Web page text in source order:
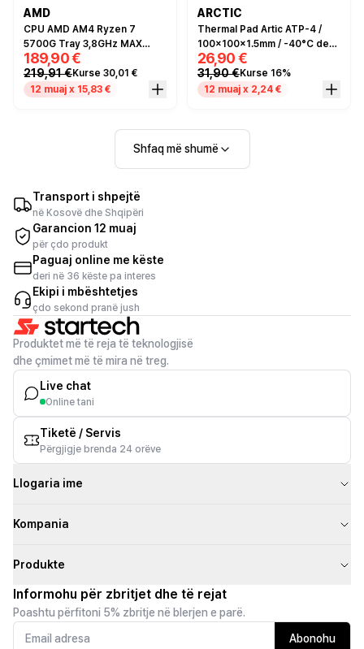
AMD
CPU AMD AM4 Ryzen 7
5700G Tray 3,8GHz MAX
4,6GHz 8xCore 16MB 65W
189,90 €
219,91 €Kurse 30,01 €
12 muaj x 15,83 €
ARCTIC
Thermal Pad Artic ATP-4 /
100×100×1.5mm / -40°C deri
+200°C
26,90 €
31,90 €Kurse 16%
12 muaj x 2,24 €
Shfaq më shumë
Transport i shpejtë
në Kosovë dhe Shqipëri
Garancion 12 muaj
për çdo produkt
Paguaj online me këste
deri në 36 këste pa interes
Ekipi i mbështetjes
çdo sekond pranë jush
Produktet më të reja të teknologjisë
dhe çmimet më të mira në treg.
Live chat
Online tani
Tiketë / Servis
Përgjigje brenda 24 orëve
Llogaria ime
Kompania
Produkte
Informohu për zbritjet dhe të rejat
Poashtu përfitoni 5% zbritje në blerjen e parë.
Abonohu